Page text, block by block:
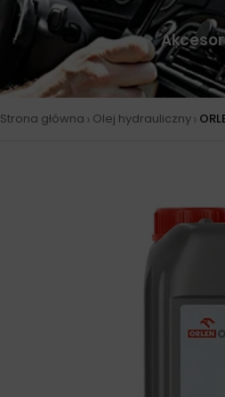
Strona główna › Olej hydrauliczny›